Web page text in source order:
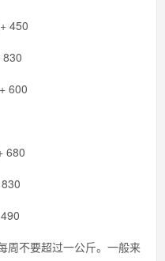
450
600
680
不要超过一公斤。一般来